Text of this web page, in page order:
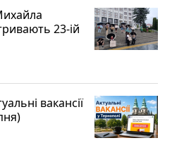
23-ій
вакансії